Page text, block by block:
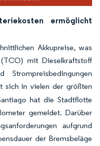
ermöglicht
Akkupreise, was
mit Dieselkraftstoff
sich in vielen der größten
hat die Stadtflotte
gemeldet. Darüber
aufgrund
der Bremsbeläge